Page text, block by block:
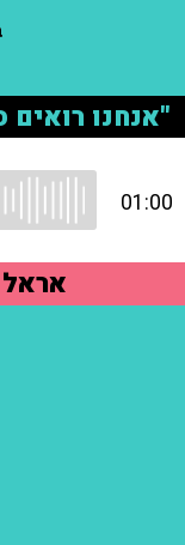
"אנחנו
01:00
אראל